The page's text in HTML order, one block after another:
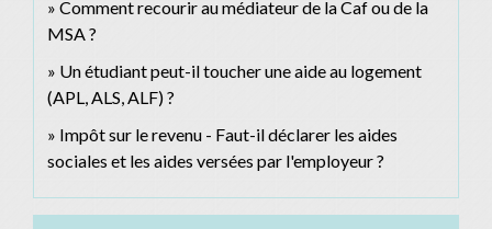
Comment recourir au médiateur de la Caf ou de la
MSA ?
Un étudiant peut-il toucher une aide au logement
(APL, ALS, ALF) ?
Impôt sur le revenu - Faut-il déclarer les aides
sociales et les aides versées par l'employeur ?